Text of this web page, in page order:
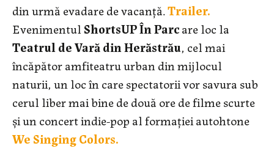
din urmă evadare de vacanță.Trailer.
Evenimentul ShortsUP În Parcare loc la
Teatrul de Vară din Herăstrău, cel mai
încăpător amfiteatru urban din mijlocul
naturii, un loc în care spectatorii vor savura sub
cerul liber mai bine de două ore de filme scurte
și un concert indie-pop al formației autohtone
We Singing Colors.